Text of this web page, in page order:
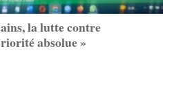
la lutte contre
absolue »